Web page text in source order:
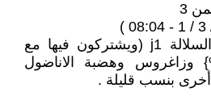
2) أغلب اليمنيين على السلالة j1 (ويشتركون فيها مع
والإيرانيين {56%} وزاغروس وهضبة الاناضول
أخرى بنسب قليلة .